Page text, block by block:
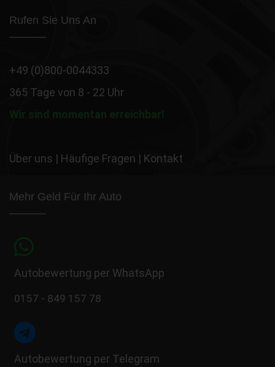
Rufen Sie Uns An
+49 (0)800-0044333
365 Tage von 8 - 22 Uhr
Wir sind momentan erreichbar!
Über uns | Häufige Fragen | Kontakt
Mehr Geld Für Ihr Auto
Autobewertung per WhatsApp
0157 - 849 157 78
Autobewertung per Telegram